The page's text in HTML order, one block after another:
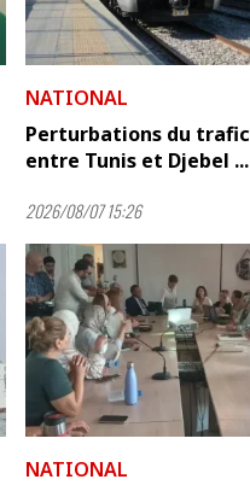
NATIONAL
Perturbations du
entre Tunis et Djebel ...
2026/08/07 15:26
NATIONAL